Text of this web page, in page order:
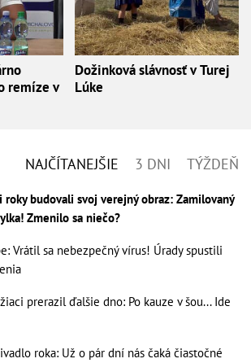
remíze v
Dožinková slávnosť v Turej
Lúke
NAJČÍTANEJŠIE 3 DNI TÝŽDEŇ
roky budovali svoj verejný obraz: Zamilovaný
Zmenilo sa niečo?
Vrátil sa nebezpečný vírus! Úrady spustili
prerazil ďalšie dno: Po kauze v šou... Ide
roka: Už o pár dní nás čaká čiastočné